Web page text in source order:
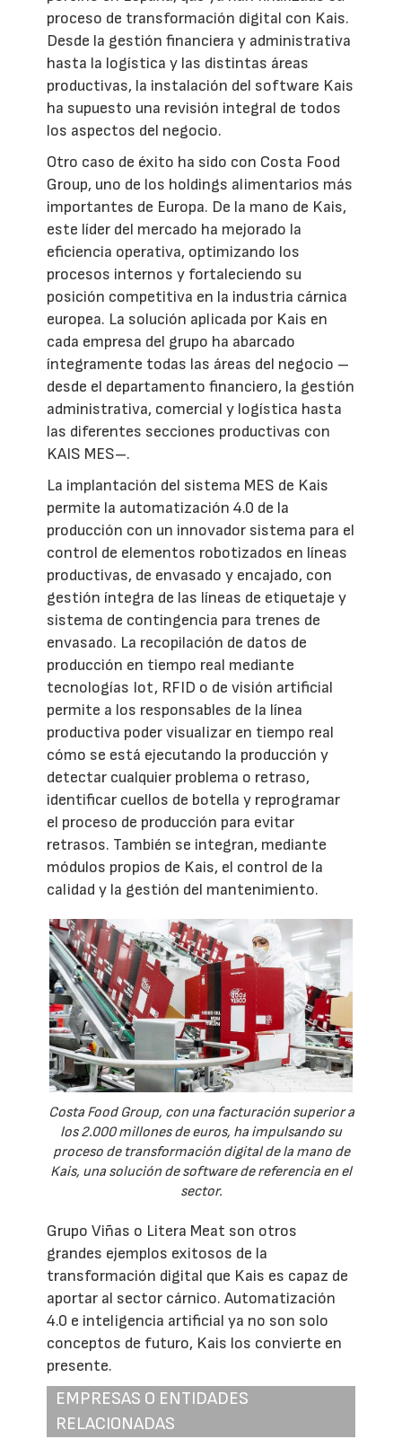
proceso de transformación digital con Kais.
Desde la gestión financiera y administrativa
hasta la logística y las distintas áreas
productivas, la instalación del software Kais
ha supuesto una revisión integral de todos
los aspectos del negocio.
Otro caso de éxito ha sido con Costa Food
Group, uno de los holdings alimentarios más
importantes de Europa. De la mano de Kais,
este líder del mercado ha mejorado la
eficiencia operativa, optimizando los
procesos internos y fortaleciendo su
posición competitiva en la industria cárnica
europea. La solución aplicada por Kais en
cada empresa del grupo ha abarcado
íntegramente todas las áreas del negocio –
desde el departamento financiero, la gestión
administrativa, comercial y logística hasta
las diferentes secciones productivas con
KAIS MES–.
La implantación del sistema MES de Kais
permite la automatización 4.0 de la
producción con un innovador sistema para el
control de elementos robotizados en líneas
productivas, de envasado y encajado, con
gestión íntegra de las líneas de etiquetaje y
sistema de contingencia para trenes de
envasado. La recopilación de datos de
producción en tiempo real mediante
tecnologías Iot, RFID o de visión artificial
permite a los responsables de la línea
productiva poder visualizar en tiempo real
cómo se está ejecutando la producción y
detectar cualquier problema o retraso,
identificar cuellos de botella y reprogramar
el proceso de producción para evitar
retrasos. También se integran, mediante
módulos propios de Kais, el control de la
calidad y la gestión del mantenimiento.
Costa Food Group, con una facturación superior a
los 2.000 millones de euros, ha impulsando su
proceso de transformación digital de la mano de
Kais, una solución de software de referencia en el
sector.
Grupo Viñas o Litera Meat son otros
grandes ejemplos exitosos de la
transformación digital que Kais es capaz de
aportar al sector cárnico. Automatización
4.0 e inteligencia artificial ya no son solo
conceptos de futuro, Kais los convierte en
presente.
EMPRESAS O ENTIDADES
RELACIONADAS